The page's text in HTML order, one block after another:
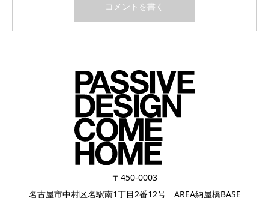
〒450-0003
名古屋市中村区名駅南1丁目2番12号 AREA納屋橋BASE